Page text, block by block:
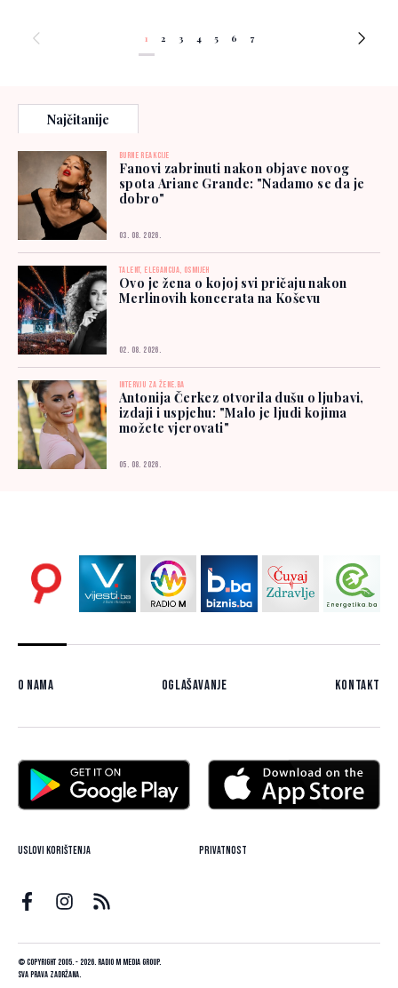
1 2 3 4 5 6 7
Najčitanije
BURNE REAKCIJE
Fanovi zabrinuti nakon objave novog
spota Ariane Grande: "Nadamo se da je
dobro"
03. 08. 2026.
TALENT, ELEGANCIJA, OSMIJEH
Ovo je žena o kojoj svi pričaju nakon
Merlinovih koncerata na Koševu
02. 08. 2026.
INTERVJU ZA ŽENE.BA
Antonija Čerkez otvorila dušu o ljubavi,
izdaji i uspjehu: "Malo je ljudi kojima
možete vjerovati"
05. 08. 2026.
O nama Oglašavanje Kontakt
Uslovi korištenja Privatnost
© Copyright 2005. - 2026. Radio M Media Group.
Sva prava zadržana.